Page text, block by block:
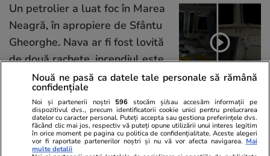
Un petrolier a luat foc în Marea
Neagră, în apropiere de Sfântu
Gheorghe. Nava ar fi fost lovită
de două rachete, incendiul este
monitorizat prin satelit
21 iul.
De la muncitorul eroic la
Nouă ne pasă ca datele tale personale să rămână
confidențiale
Noi și partenerii noștri 596 stocăm și/sau accesăm informații pe
dispozitivul dvs., precum identificatorii cookie unici pentru prelucrarea
datelor cu caracter personal. Puteți accepta sau gestiona preferințele dvs.
făcând clic mai jos, respectiv vă puteți opune utilizării unui interes legitim
în orice moment pe pagina cu politica de confidențialitate. Aceste alegeri
vor fi raportate partenerilor noștri și nu vă vor afecta navigarea. Mai
multe detalii